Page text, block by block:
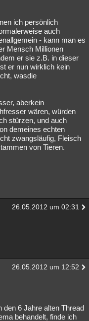
ich persönlich
auch
- kann man es
Mensch Millionen
er sie z.B. in dieser
er nun wirklich kein
wasdie
aberkein
wären, würden
stürzen, und auch
demeines echten
zwangsläufig, Fleisch
von Tieren.
26.05.2012 um 02:31
26.05.2012 um 12:52
den 6 Jahre alten Thread
behandelt, finde ich